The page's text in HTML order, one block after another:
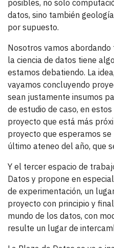
posibles, no solo
datos, sino también
por supuesto.
Nosotros vamos
la ciencia de datos tiene
estamos debatiendo. La
vayamos concluyendo
sean justamente insumos
de estudio de caso, en
proyecto que está más
proyecto que esperamos
último ateneo del año, que
Y el tercer espacio de
Datos y propone en
de experimentación, un
proyecto con principio y
mundo de los datos, con
resulte un lugar de